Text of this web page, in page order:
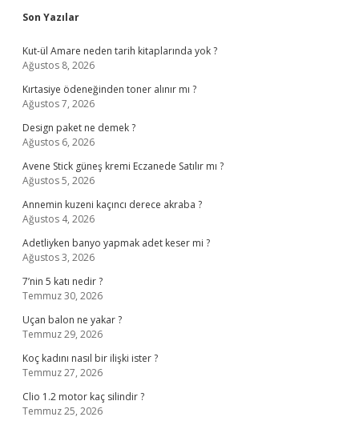
Sidebar
Son Yazılar
Kut-ül Amare neden tarih kitaplarında yok ?
Ağustos 8, 2026
Kırtasiye ödeneğinden toner alınır mı ?
Ağustos 7, 2026
Design paket ne demek ?
Ağustos 6, 2026
Avene Stick güneş kremi Eczanede Satılır mı ?
Ağustos 5, 2026
Annemin kuzeni kaçıncı derece akraba ?
Ağustos 4, 2026
Adetliyken banyo yapmak adet keser mi ?
Ağustos 3, 2026
7’nin 5 katı nedir ?
Temmuz 30, 2026
Uçan balon ne yakar ?
Temmuz 29, 2026
Koç kadını nasıl bir ilişki ister ?
Temmuz 27, 2026
Clio 1.2 motor kaç silindir ?
Temmuz 25, 2026